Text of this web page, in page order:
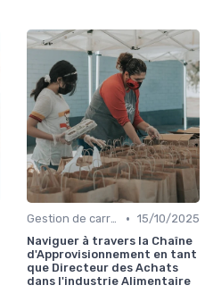
Gestion de carrière dans la food • 15/10/2025
Naviguer à travers la Chaîne
d'Approvisionnement en tant
que Directeur des Achats
dans l'industrie Alimentaire